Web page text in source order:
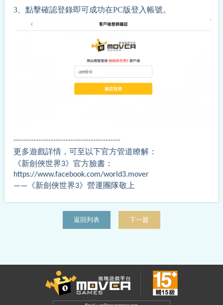
3、 點擊確認登錄即可成功在PC版登入帳號。
-------------------------------------------
更多遊戲詳情，可至以下官方管道瞭解：
《新劍俠世界3》官方臉書：
https://www.facebook.com/world3.mover
——《新劍俠世界3》營運團隊敬上
返回列表 下一篇